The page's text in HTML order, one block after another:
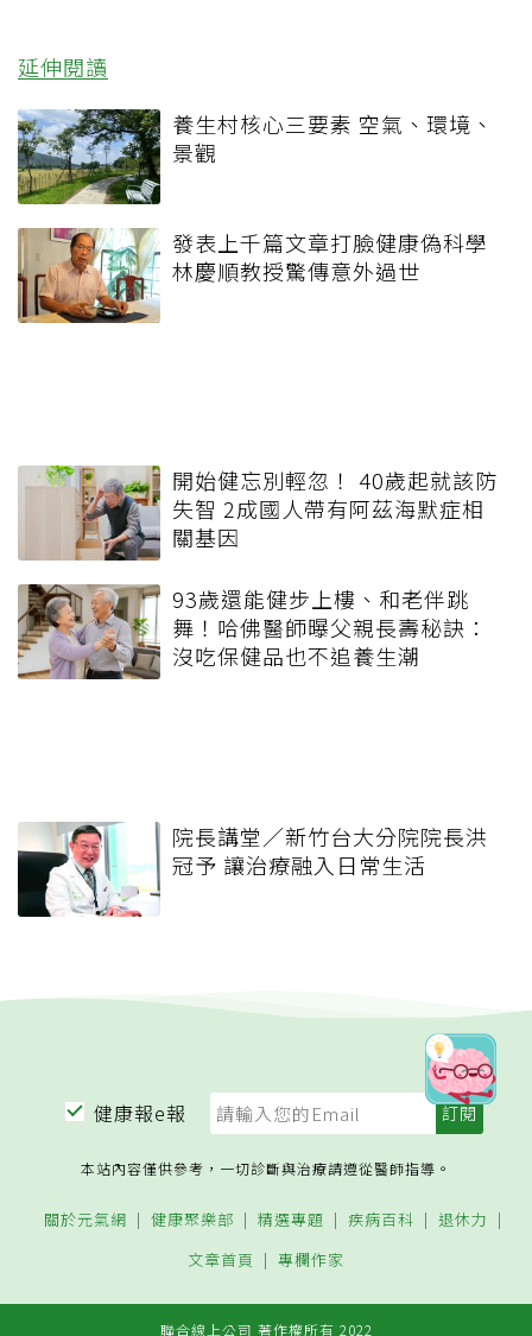
延伸閱讀
養生村核心三要素 空氣、環境、
景觀
發表上千篇文章打臉健康偽科學
林慶順教授驚傳意外過世
開始健忘別輕忽！ 40歲起就該防
失智 2成國人帶有阿茲海默症相
關基因
93歲還能健步上樓、和老伴跳
舞！哈佛醫師曝父親長壽秘訣：
沒吃保健品也不追養生潮
院長講堂／新竹台大分院院長洪
冠予 讓治療融入日常生活
健康報e報
本站內容僅供參考，一切診斷與治療請遵從醫師指導。
關於元氣網 健康聚樂部 精選專題 疾病百科
退休力
文章首頁
專欄作家
聯合線上公司 著作權所有 2022